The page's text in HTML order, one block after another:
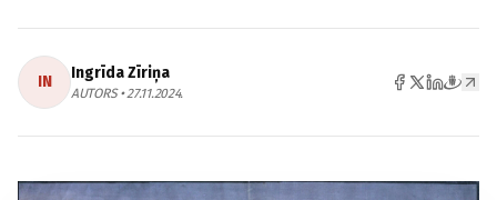
IN Ingrīda Zīriņa
AUTORS • 27.11.2024.